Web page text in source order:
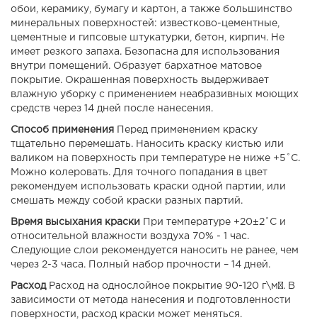
обои, керамику, бумагу и картон, а также большинство
минеральных поверхностей: известково-цементные,
цементные и гипсовые штукатурки, бетон, кирпич. Не
имеет резкого запаха. Безопасна для использования
внутри помещений. Образует бархатное матовое
покрытие. Окрашенная поверхность выдерживает
влажную уборку с применением неабразивных моющих
средств через 14 дней после нанесения.
Способ применения
Перед применением краску
тщательно перемешать. Наносить краску кистью или
валиком на поверхность при температуре не ниже +5˚С.
Можно колеровать. Для точного попадания в цвет
рекомендуем использовать краски одной партии, или
смешать между собой краски разных партий.
Время высыхания краски
При температуре +20±2˚С и
относительной влажности воздуха 70% - 1 час.
Следующие слои рекомендуется наносить не ранее, чем
через 2-3 часа. Полный набор прочности – 14 дней.
РасходРасход на однослойное покрытие 90-120 г\м². В
зависимости от метода нанесения и подготовленности
поверхности, расход краски может меняться.